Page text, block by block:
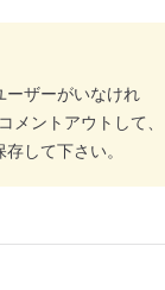
ーザーがいなけれ
メントアウトして、
して下さい。